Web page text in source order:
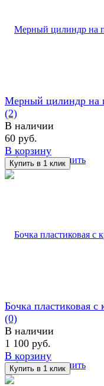
избранное сравнить
Мерный цилиндр на
(2)
В наличии
60 руб.
В корзину
избранное сравнить
Бочка пластиковая
(0)
В наличии
1 100 руб.
В корзину